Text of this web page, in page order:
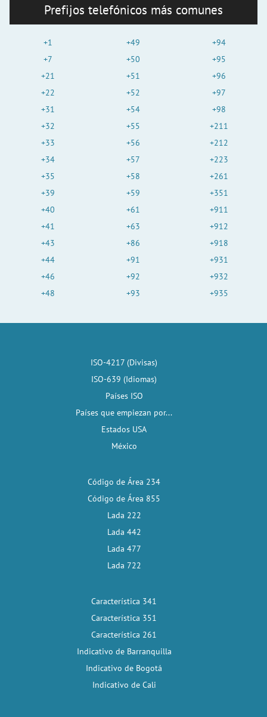
Prefijos telefónicos más comunes
+1
+7
+21
+22
+31
+32
+33
+34
+35
+39
+40
+41
+43
+44
+46
+48
+49
+50
+51
+52
+54
+55
+56
+57
+58
+59
+61
+63
+86
+91
+92
+93
+94
+95
+96
+97
+98
+211
+212
+223
+261
+351
+911
+912
+918
+931
+932
+935
ISO-4217 (Divisas)
ISO-639 (Idiomas)
Países ISO
Países que empiezan por...
Estados USA
México
Código de Área 234
Código de Área 855
Lada 222
Lada 442
Lada 477
Lada 722
Característica 341
Característica 351
Característica 261
Indicativo de Barranquilla
Indicativo de Bogotá
Indicativo de Cali